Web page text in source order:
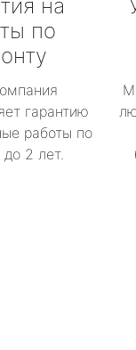
на
по
гарантию
работы по
2 лет.